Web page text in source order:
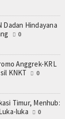
Hindayana
0
Anggrek-KRL
KNKT
0
Timur, Menhub:
luka
0